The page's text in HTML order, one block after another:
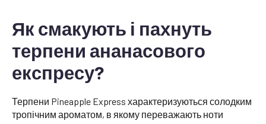
Як смакують і пахнуть
терпени ананасового
експресу?
Терпени Pineapple Express характеризуються солодким
тропічним ароматом, в якому переважають ноти